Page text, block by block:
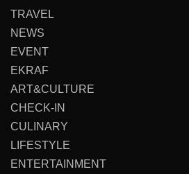
TRAVEL
NEWS
EVENT
EKRAF
ART&CULTURE
CHECK-IN
CULINARY
LIFESTYLE
ENTERTAINMENT